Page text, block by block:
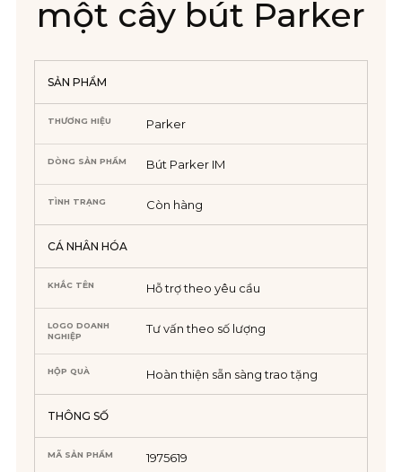
một cây bút Parker
SẢN PHẨM
THƯƠNG HIỆU Parker
DÒNG SẢN PHẨM Bút Parker IM
TÌNH TRẠNG Còn hàng
CÁ NHÂN HÓA
KHẮC TÊN Hỗ trợ theo yêu cầu
LOGO DOANH
NGHIỆP
Tư vấn theo số lượng
HỘP QUÀ Hoàn thiện sẵn sàng trao tặng
THÔNG SỐ
MÃ SẢN PHẨM 1975619